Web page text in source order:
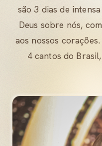
são 3 dias de
Deus sobre nós,
aos nossos
4 cantos do